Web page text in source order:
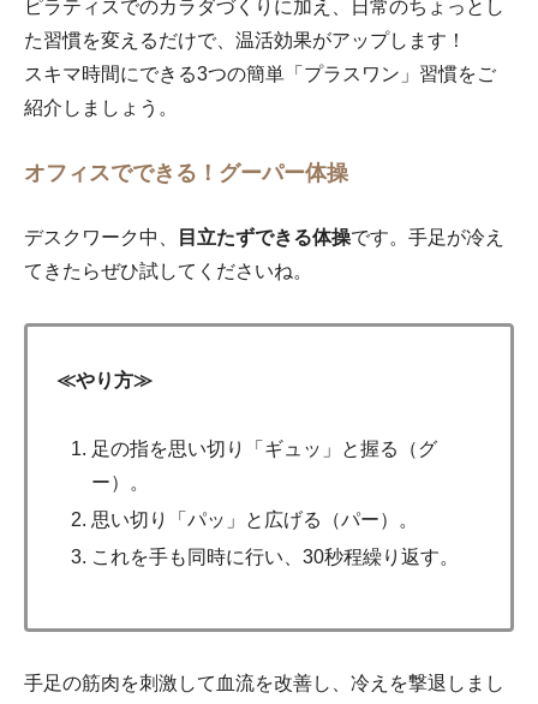
ピラティスでのカラダづくりに加え、日常のちょっとし
た習慣を変えるだけで、温活効果がアップします！
スキマ時間にできる3つの簡単「プラスワン」習慣をご
紹介しましょう。
オフィスでできる！グーパー体操
デスクワーク中、 目立たずできる体操です。手足が冷え
てきたらぜひ試してくださいね。
≪やり方≫
足の指を思い切り「ギュッ」と握る（グ
ー）。
思い切り「パッ」と広げる（パー）。
これを手も同時に行い、30秒程繰り返す。
手足の筋肉を刺激して血流を改善し、冷えを撃退しまし